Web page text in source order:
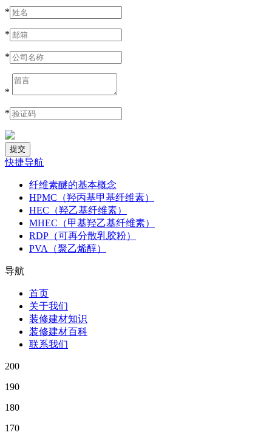
*
*
*
*
*
快捷导航
纤维素醚的基本概念
HPMC（羟丙基甲基纤维素）
HEC（羟乙基纤维素）
MHEC（甲基羟乙基纤维素）
RDP（可再分散乳胶粉）
PVA（聚乙烯醇）
导航
首页
关于我们
装修建材知识
装修建材百科
联系我们
200
190
180
170